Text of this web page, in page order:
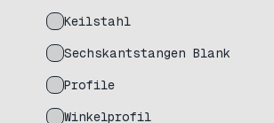
Keilstahl
Sechskantstangen Blank
Profile
Winkelprofil